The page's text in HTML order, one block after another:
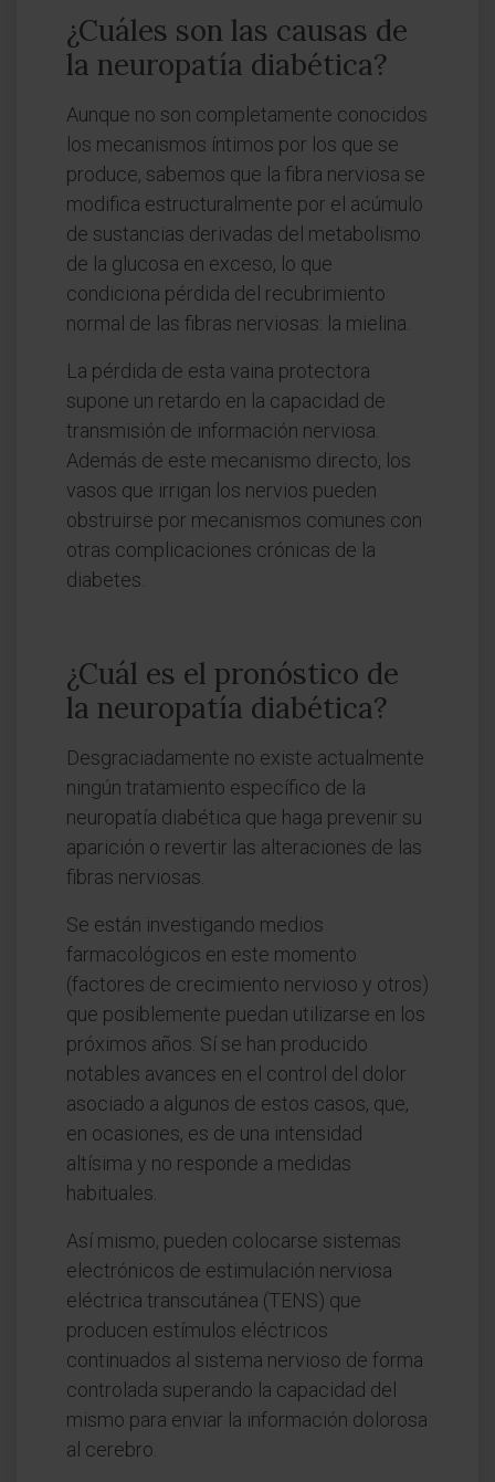
¿Cuáles son las causas de
la neuropatía diabética?
Aunque no son completamente conocidos
los mecanismos íntimos por los que se
produce, sabemos que la fibra nerviosa se
modifica estructuralmente por el acúmulo
de sustancias derivadas del metabolismo
de la glucosa en exceso, lo que
condiciona pérdida del recubrimiento
normal de las fibras nerviosas: la mielina.
La pérdida de esta vaina protectora
supone un retardo en la capacidad de
transmisión de información nerviosa.
Además de este mecanismo directo, los
vasos que irrigan los nervios pueden
obstruirse por mecanismos comunes con
otras complicaciones crónicas de la
diabetes.
¿Cuál es el pronóstico de
la neuropatía diabética?
Desgraciadamente no existe actualmente
ningún tratamiento específico de la
neuropatía diabética que haga prevenir su
aparición o revertir las alteraciones de las
fibras nerviosas.
Se están investigando medios
farmacológicos en este momento
(factores de crecimiento nervioso y otros)
que posiblemente puedan utilizarse en los
próximos años. Sí se han producido
notables avances en el control del dolor
asociado a algunos de estos casos, que,
en ocasiones, es de una intensidad
altísima y no responde a medidas
habituales.
Así mismo, pueden colocarse sistemas
electrónicos de estimulación nerviosa
eléctrica transcutánea (TENS) que
producen estímulos eléctricos
continuados al sistema nervioso de forma
controlada superando la capacidad del
mismo para enviar la información dolorosa
al cerebro.